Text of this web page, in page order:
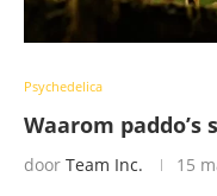
Psychedelica
Waarom
door Team Inc. 15